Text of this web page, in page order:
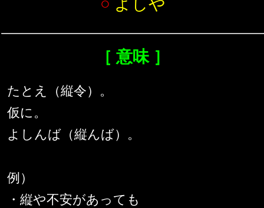
［ 意味 ］
たとえ（縦令）。
仮に。
よしんば（縦んば）。
例）
・縦や不安があっても